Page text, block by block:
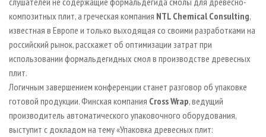
композитных плит, а греческая компания NTL Chemical Consulting,
известная в Европе и только выходящая со своими разработками на
российский рынок, расскажет об оптимизации затрат при
использовании формальдегидных смол в производстве древесных
плит.
Логичным завершением конференции станет разговор об упаковке
готовой продукции. Финская компания Cross Wrap, ведущий
производитель автоматического упаковочного оборудования,
выступит с докладом на тему «Упаковка древесных плит: